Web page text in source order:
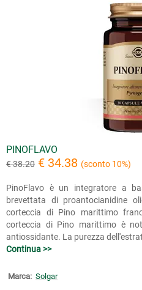
PINOFLAVO
€ 38.20 € 34.38 (sconto 10%)
PinoFlavo è un integratore a
brevettata di proantocianidine
corteccia di Pino marittimo
corteccia di Pino marittimo è
antiossidante. La purezza
Continua >>
Marca: Solgar